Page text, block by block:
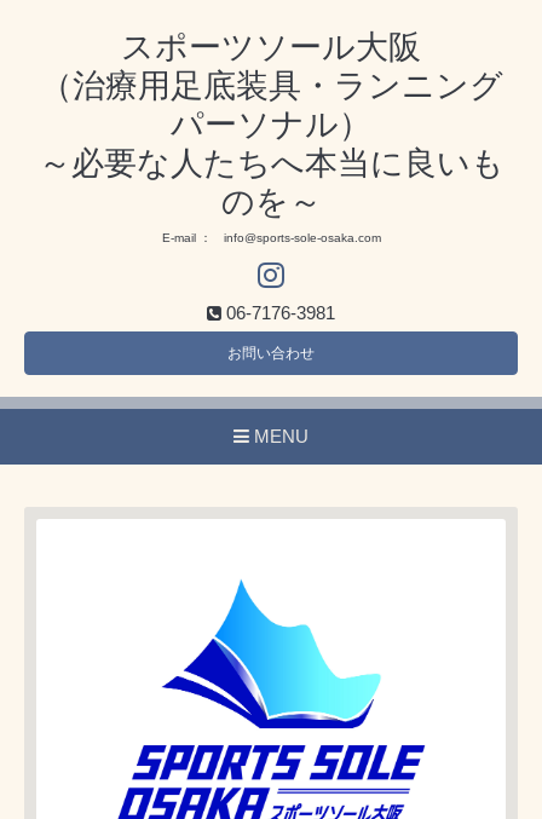
スポーツソール大阪
（治療用足底装具・ランニング
パーソナル）
～必要な人たちへ本当に良いも
のを～
E-mail ： info@sports-sole-osaka.com
06-7176-3981
お問い合わせ
MENU